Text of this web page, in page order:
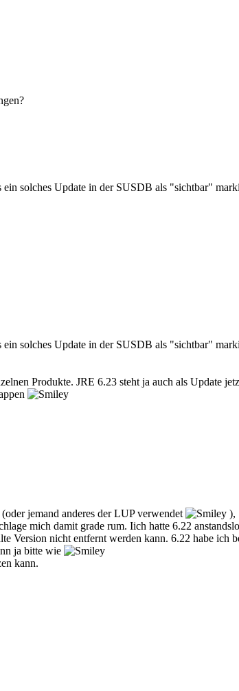
ein solches Update in der SUSDB als "sichtbar"
ein solches Update in der SUSDB als "sichtbar"
Produkte. JRE 6.23 steht ja auch als Update
jemand anderes der LUP verwendet
),
mich damit grade rum. Iich hatte 6.22
Version nicht entfernt werden kann. 6.22 habe ich
ja bitte wie
kann.